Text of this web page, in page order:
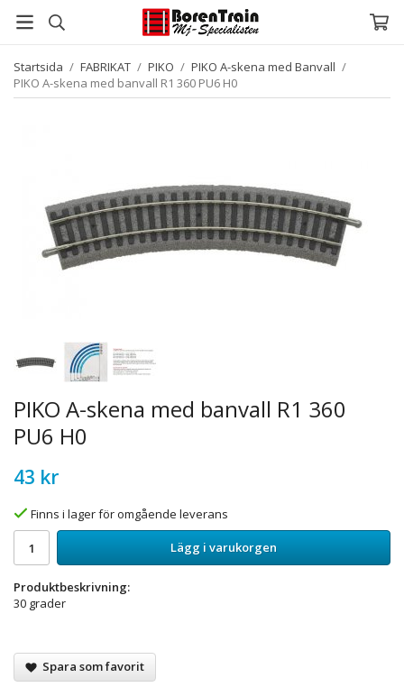
Startsida / FABRIKAT / PIKO / PIKO A-skena med Banvall /
PIKO A-skena med banvall R1 360 PU6 H0
PIKO A-skena med banvall R1 360
PU6 H0
43 kr
Finns i lager för omgående leverans
Lägg i varukorgen
Produktbeskrivning:
30 grader
Spara som favorit